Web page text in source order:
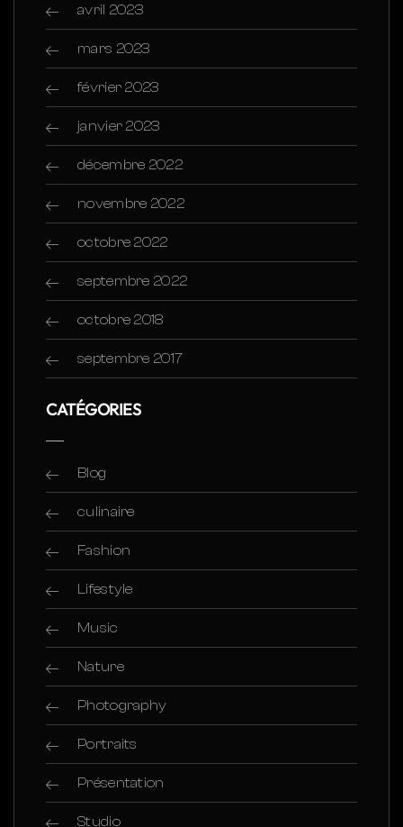
avril 2023
mars 2023
février 2023
janvier 2023
décembre 2022
novembre 2022
octobre 2022
septembre 2022
octobre 2018
septembre 2017
CATÉGORIES
Blog
culinaire
Fashion
Lifestyle
Music
Nature
Photography
Portraits
Présentation
Studio